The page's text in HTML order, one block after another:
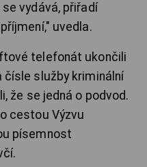
vydává, přiřadí
uvedla.
telefonát ukončili
služby kriminální
že se jedná o podvod.
cestou Výzvu
písemnost